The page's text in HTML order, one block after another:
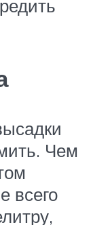
Чем
всего